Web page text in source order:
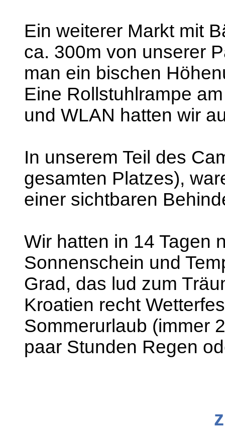
Ein weiterer Markt mit
ca. 300m von unserer
man ein bischen
Eine Rollstuhlrampe
und WLAN hatten wir
In unserem Teil des
gesamten Platzes),
einer sichtbaren
Wir hatten in 14 Tagen
Sonnenschein und
Grad, das lud zum
Kroatien recht
Sommerurlaub (immer
paar Stunden Regen